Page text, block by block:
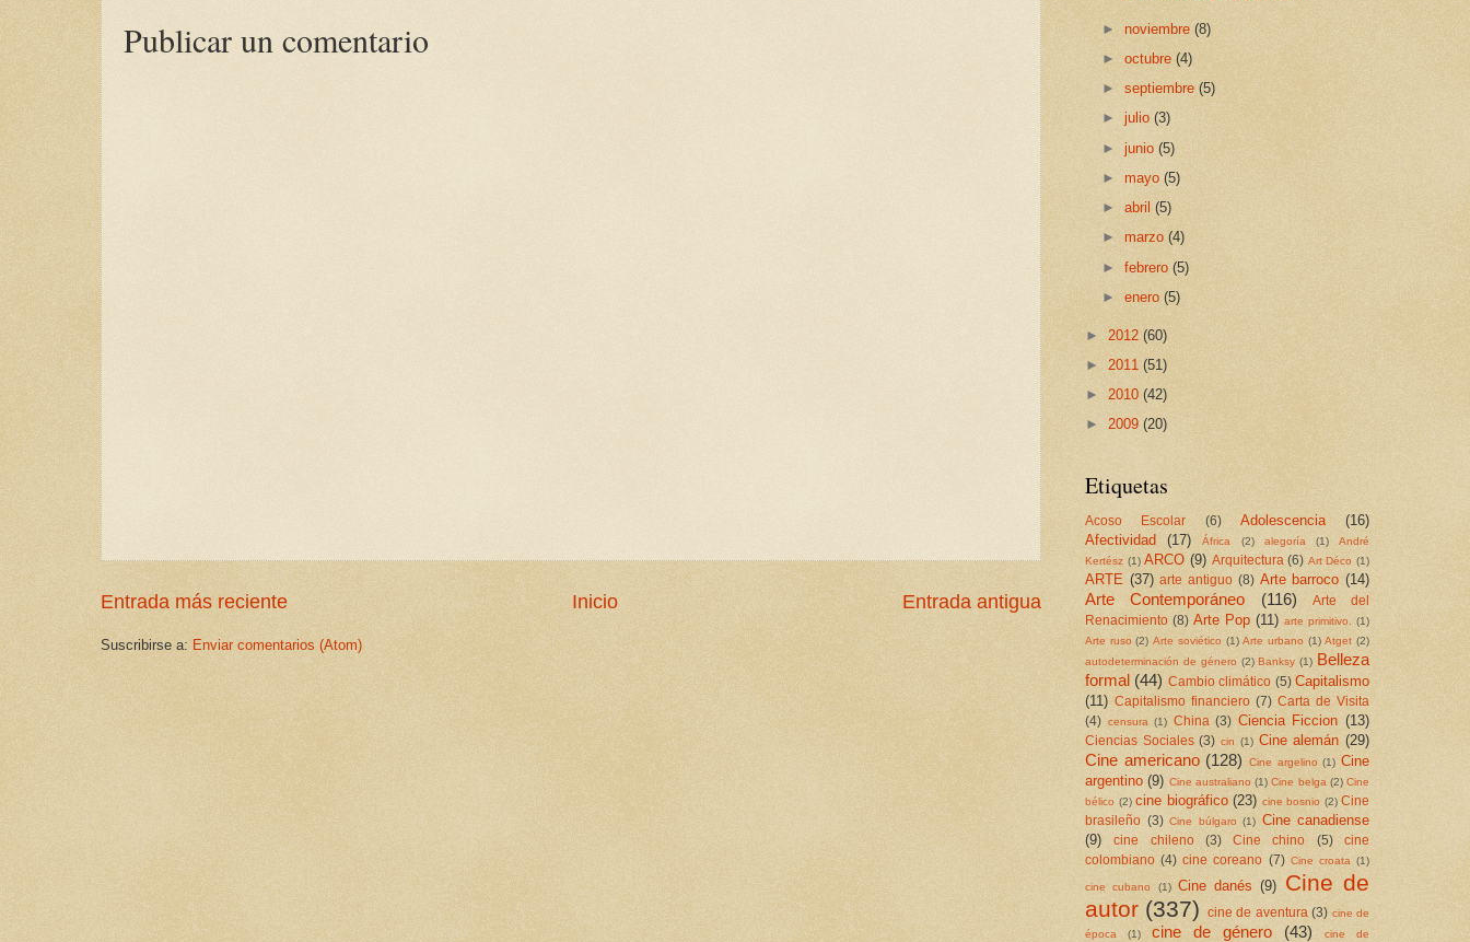
Publicar un comentario
Entrada más reciente Entrada antigua
Inicio
Suscribirse a: Enviar comentarios (Atom)
►noviembre(8)
►octubre(4)
►septiembre(5)
►julio(3)
►junio(5)
►mayo(5)
►abril(5)
►marzo (4)
►febrero(5)
►enero(5)
► 2012 (60)
► 2011 (51)
► 2010 (42)
► 2009 (20)
Etiquetas
Acoso Escolar (6) Adolescencia
(16)
Afectividad
(17) África (2) alegoría (1)
André
Kertész (1) ARCO (9) Arquitectura (6) Art Déco (1)
ARTE (37) arte antiguo (8) Arte barroco (14)
Arte Contemporáneo (116)
Arte del
Renacimiento (8) Arte Pop (11) arte primitivo.
(1)
Arte ruso (2) Arte soviético (1) Arte urbano (1) Atget (2)
autodeterminación de género (2) Banksy (1) Belleza
formal (44) Cambio climático (5) Capitalismo
(11) Capitalismo financiero (7) Carta de Visita
(4) censura (1) China (3) Ciencia Ficcion (13)
Ciencias Sociales (3) cin (1) Cine alemán (29)
Cine americano (128) Cine argelino (1) Cine
argentino (9) Cine australiano (1) Cine belga (2) Cine
bélico (2) cine biográfico (23) cine bosnio (2) Cine
brasileño (3) Cine búlgaro (1) Cine canadiense
(9)
cine chileno (3) Cine chino (5)
cine
colombiano (4) cine coreano (7) Cine croata (1)
cine cubano (1) Cine danés (9) Cine de
autor (337) cine de aventura (3) cine de
época
(1) cine de género (43)
cine de